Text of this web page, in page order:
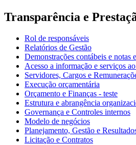
Transparência e
Rol de responsáveis
Relatórios de Gestão
Demonstrações contábeis e notas
Acesso a informação e serviços
Servidores, Cargos e
Execução orçamentária
Orçamento e Finanças - teste
Estrutura e abrangência
Governança e Controles internos
Modelo de negócios
Planejamento, Gestão e
Licitação e Contratos